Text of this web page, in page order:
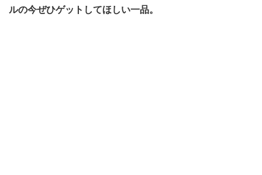
ルの今ぜひゲットしてほしい一品。